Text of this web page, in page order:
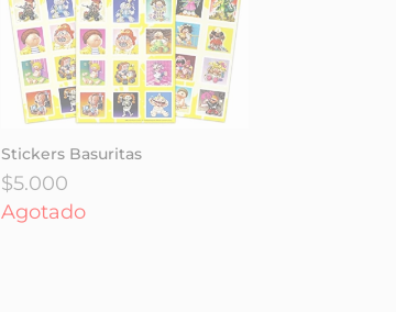
Stickers Basuritas
$5.000
Agotado